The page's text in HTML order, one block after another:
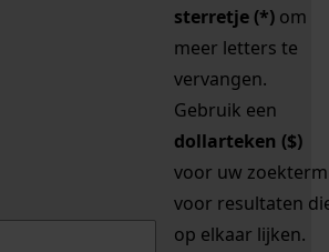
sterretje (*) om
meer letters te
vervangen.
Gebruik een
dollarteken ($)
voor uw zoekterm
voor resultaten
op elkaar lijken.